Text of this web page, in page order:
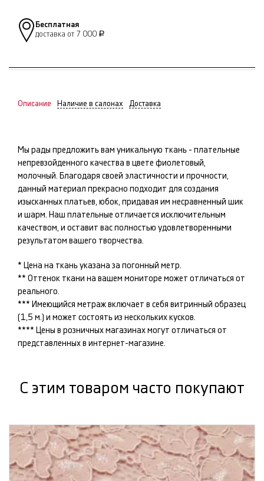
Бесплатная
доставка от 7 000 Р
Описание Наличие в салонах Доставка
Мы рады предложить вам уникальную ткань - плательные
непревзойденного качества в цвете фиолетовый,
молочный. Благодаря своей эластичности и прочности,
данный материал прекрасно подходит для создания
изысканных платьев, юбок, придавая им несравненный шик
и шарм. Наш плательные отличается исключительным
качеством, и оставит вас полностью удовлетворенными
результатом вашего творчества.
* Цена на ткань указана за погонный метр.
** Оттенок ткани на вашем мониторе может отличаться от
реального.
*** Имеющийся метраж включает в себя витринный образец
(1,5 м.) и может состоять из нескольких кусков.
**** Цены в розничных магазинах могут отличаться от
представленных в интернет-магазине.
С этим товаром часто покупают